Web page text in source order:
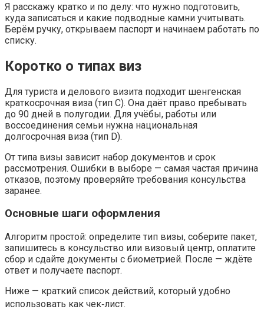
Я расскажу кратко и по делу: что нужно подготовить,
куда записаться и какие подводные камни учитывать.
Берём ручку, открываем паспорт и начинаем работать по
списку.
Коротко о типах виз
Для туриста и делового визита подходит шенгенская
краткосрочная виза (тип C). Она даёт право пребывать
до 90 дней в полугодии. Для учёбы, работы или
воссоединения семьи нужна национальная
долгосрочная виза (тип D).
От типа визы зависит набор документов и срок
рассмотрения. Ошибки в выборе — самая частая причина
отказов, поэтому проверяйте требования консульства
заранее.
Основные шаги оформления
Алгоритм простой: определите тип визы, соберите пакет,
запишитесь в консульство или визовый центр, оплатите
сбор и сдайте документы с биометрией. После — ждёте
ответ и получаете паспорт.
Ниже — краткий список действий, который удобно
использовать как чек‑лист.